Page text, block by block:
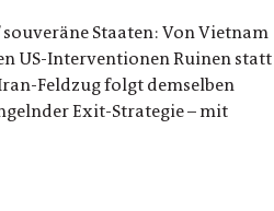
Staaten: Von Vietnam
US-Interventionen Ruinen statt
Feldzug folgt demselben
Exit-Strategie – mit